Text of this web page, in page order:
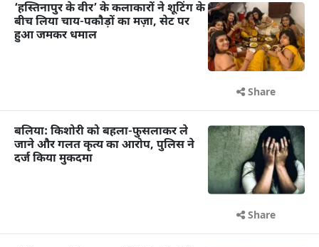
‘हस्तिनापुर के वीर’ के कलाकारों ने शूटिंग के
बीच लिया चाय-पकौड़ों का मज़ा, सेट पर
हुआ जमकर धमाल
Share
बलिया: किशोरी को बहला-फुसलाकर ले
जाने और गलत कृत्य का आरोप, पुलिस ने
दर्ज किया मुकदमा
Share